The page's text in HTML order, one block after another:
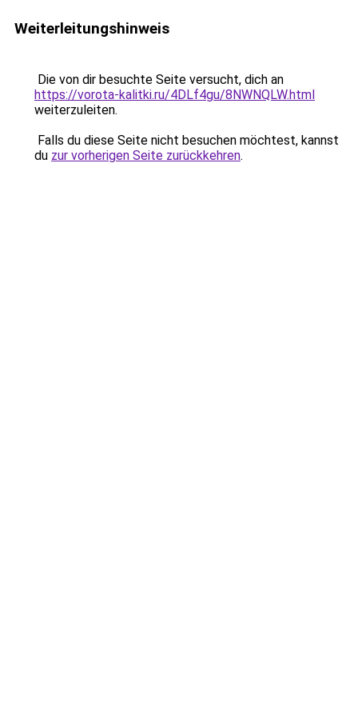
Weiterleitungshinweis
Die von dir besuchte Seite versucht, dich an
https://vorota-kalitki.ru/4DLf4gu/8NWNQLW.html
weiterzuleiten.
Falls du diese Seite nicht besuchen möchtest, kannst
du zur vorherigen Seite zurückkehren.